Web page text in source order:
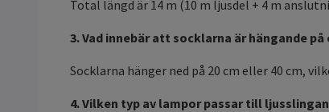
Total längd är 14 m (10 m ljusdel + 4 m
3. Vad innebär att socklarna är hängande
Socklarna hänger ned på 20 cm eller 40 cm,
4. Vilken typ av lampor passar till